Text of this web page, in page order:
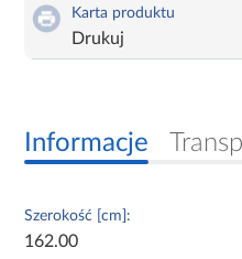
Karta produktu
Drukuj
Informacje
Szerokość [cm]:
162.00